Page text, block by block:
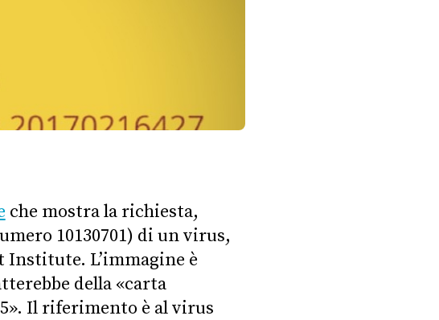
che mostra la richiesta,
10130701) di un virus,
Institute. L’immagine è
della «carta
Il riferimento è al virus